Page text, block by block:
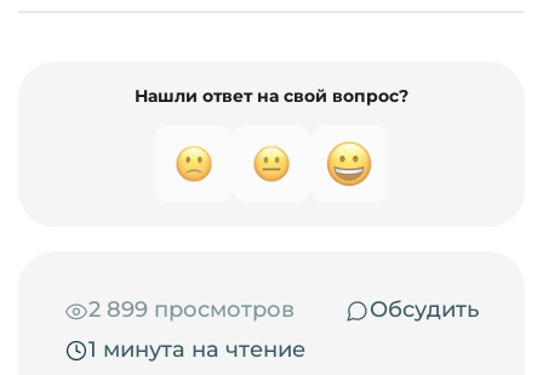
Нашли ответ на свой вопрос?
2 899 просмотров
Обсудить
1 минута на чтение